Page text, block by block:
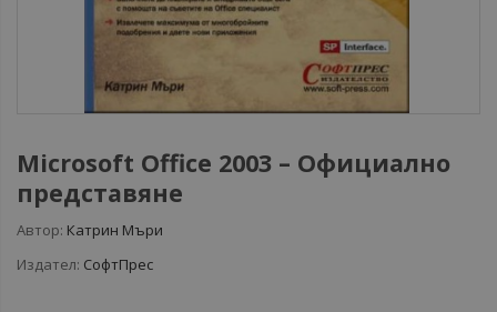
Microsoft Office 2003 – Официално
представяне
Автор: Катрин Мъри
Издател: СофтПрес